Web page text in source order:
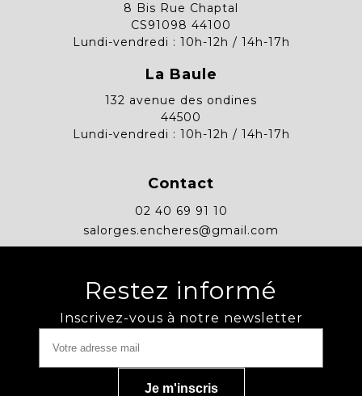
8 Bis Rue Chaptal
CS91098 44100
Lundi-vendredi : 10h-12h / 14h-17h
La Baule
132 avenue des ondines
44500
Lundi-vendredi : 10h-12h / 14h-17h
Contact
02 40 69 91 10
salorges.encheres@gmail.com
Restez informé
Inscrivez-vous à notre newsletter